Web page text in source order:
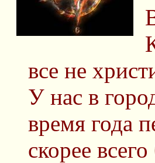
все не
У нас в
время года
скорее